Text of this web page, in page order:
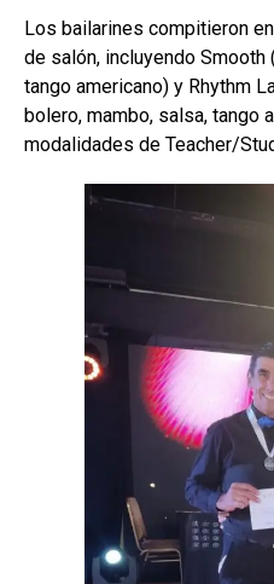
Los bailarines compitieron
de salón, incluyendo
tango americano) y Rhythm
bolero, mambo, salsa, tango
modalidades de Teacher/